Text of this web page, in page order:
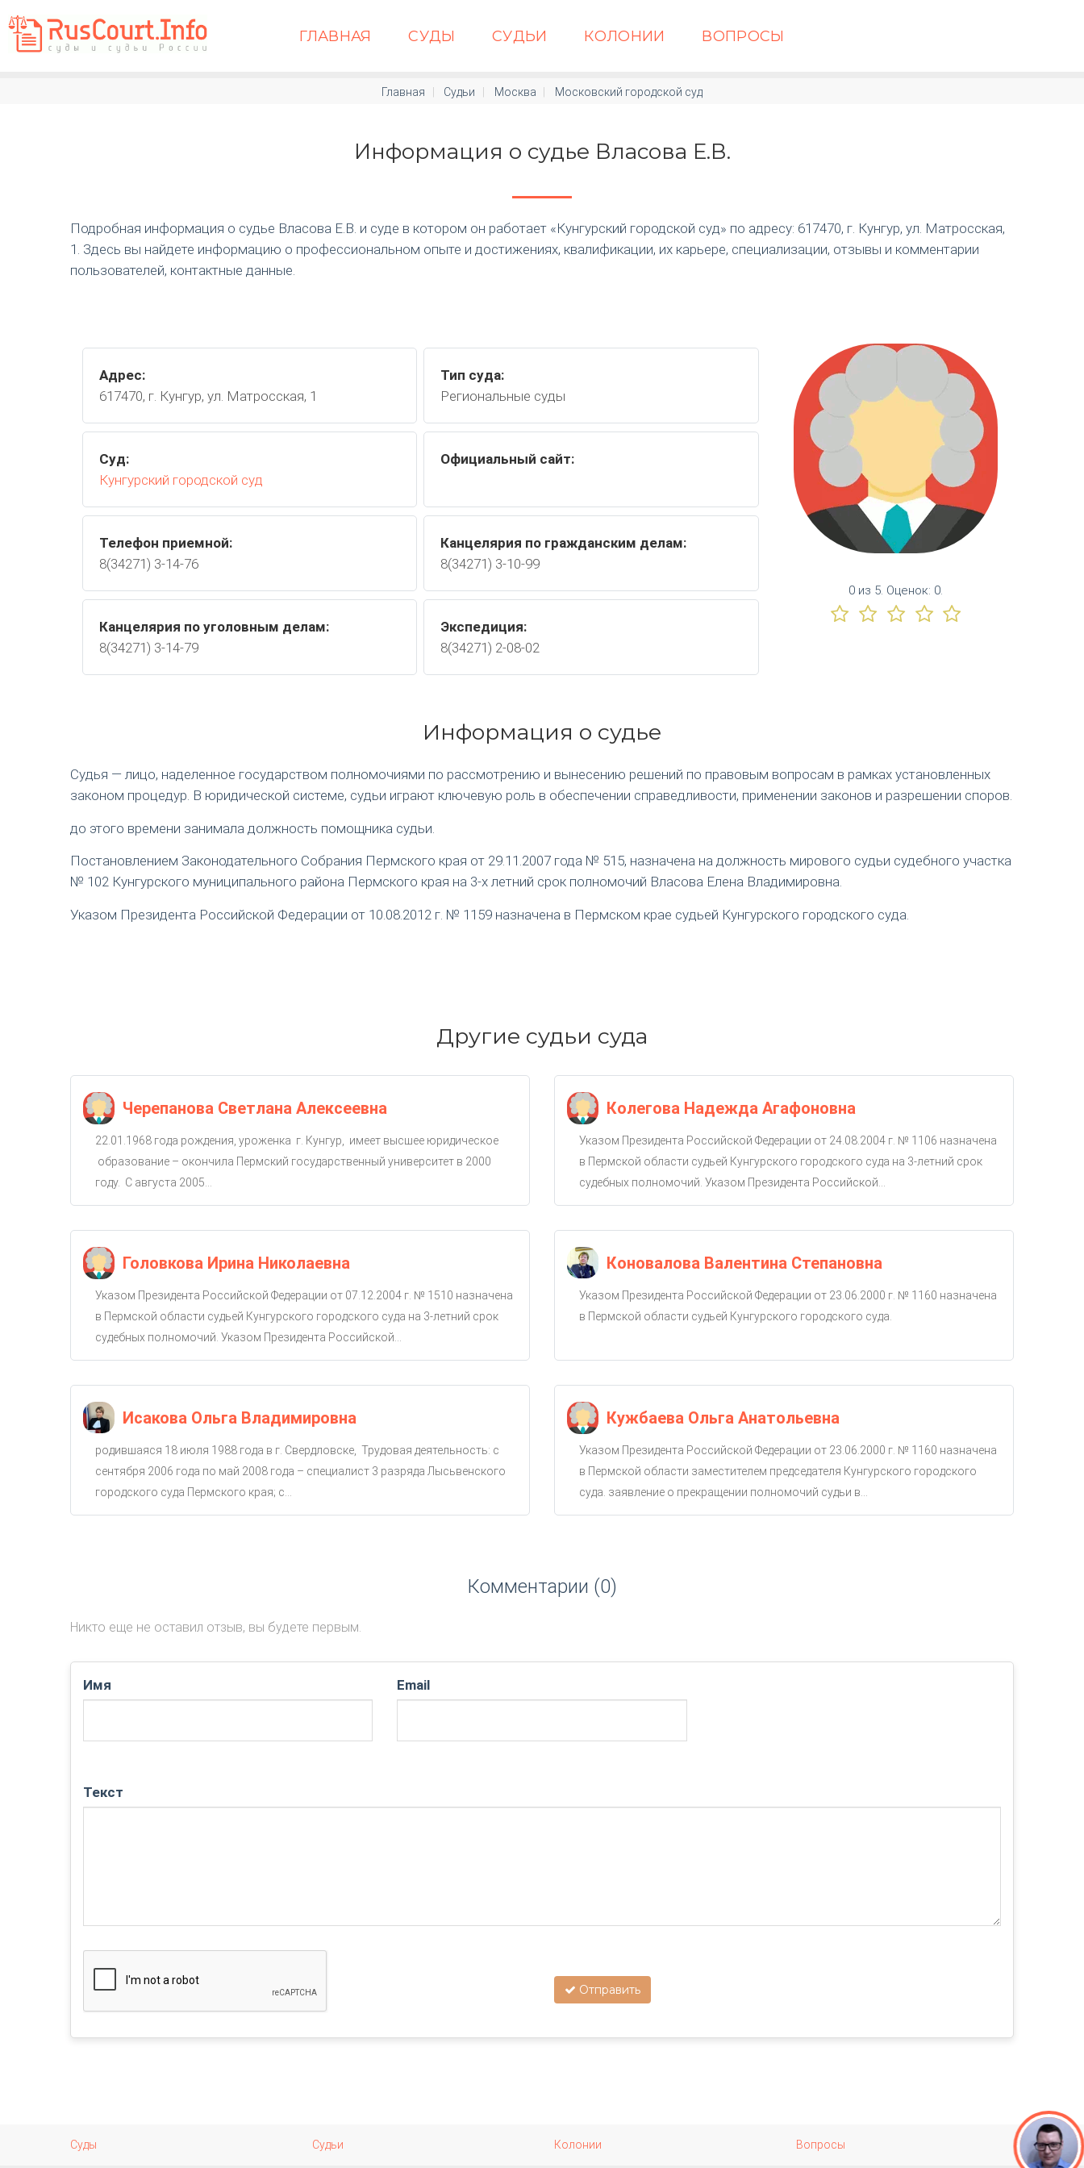
ГЛАВНАЯ СУДЫ СУДЬИ КОЛОНИИ ВОПРОСЫ
Главная Судьи Москва Московский городской суд
Информация о судье Власова Е.В.
Подробная информация о судье Власова Е.В. и суде в котором он работает «Кунгурский городской суд» по адресу: 617470, г. Кунгур, ул. Матросская,
1. Здесь вы найдете информацию о профессиональном опыте и достижениях, квалификации, их карьере, специализации, отзывы и комментарии
пользователей, контактные данные.
Адрес:
617470, г. Кунгур, ул. Матросская, 1
Тип суда:
Региональные суды
Суд:
Кунгурский городской суд
Официальный сайт:
Телефон приемной:
8(34271) 3-14-76
Канцелярия по гражданским делам:
8(34271) 3-10-99
Канцелярия по уголовным делам:
8(34271) 3-14-79
Экспедиция:
8(34271) 2-08-02
0 из 5. Оценок: 0.
Информация о судье
Судья — лицо, наделенное государством полномочиями по рассмотрению и вынесению решений по правовым вопросам в рамках установленных
законом процедур. В юридической системе, судьи играют ключевую роль в обеспечении справедливости, применении законов и разрешении споров.
до этого времени занимала должность помощника судьи.
Постановлением Законодательного Собрания Пермского края от 29.11.2007 года № 515, назначена на должность мирового судьи судебного участка
№ 102 Кунгурского муниципального района Пермского края на 3-х летний срок полномочий Власова Елена Владимировна.
Указом Президента Российской Федерации от 10.08.2012 г. № 1159 назначена в Пермском крае судьей Кунгурского городского суда.
Другие судьи суда
Черепанова Светлана Алексеевна
22.01.1968 года рождения, уроженка г. Кунгур, имеет высшее юридическое
образование – окончила Пермский государственный университет в 2000
году. С августа 2005...
Головкова Ирина Николаевна
Указом Президента Российской Федерации от 07.12.2004 г. № 1510 назначена
в Пермской области судьей Кунгурского городского суда на 3-летний срок
судебных полномочий. Указом Президента Российской...
Исакова Ольга Владимировна
родившаяся 18 июля 1988 года в г. Свердловске, Трудовая деятельность: с
сентября 2006 года по май 2008 года – специалист 3 разряда Лысьвенского
городского суда Пермского края; с...
Колегова Надежда Агафоновна
Указом Президента Российской Федерации от 24.08.2004 г. № 1106 назначена
в Пермской области судьей Кунгурского городского суда на 3-летний срок
судебных полномочий. Указом Президента Российской...
Коновалова Валентина Степановна
Указом Президента Российской Федерации от 23.06.2000 г. № 1160 назначена
в Пермской области судьей Кунгурского городского суда.
Кужбаева Ольга Анатольевна
Указом Президента Российской Федерации от 23.06.2000 г. № 1160 назначена
в Пермской области заместителем председателя Кунгурского городского
суда. заявление о прекращении полномочий судьи в...
Комментарии (0)
Никто еще не оставил отзыв, вы будете первым.
Имя Email
Текст
Отправить
Суды Судьи Колонии Вопросы